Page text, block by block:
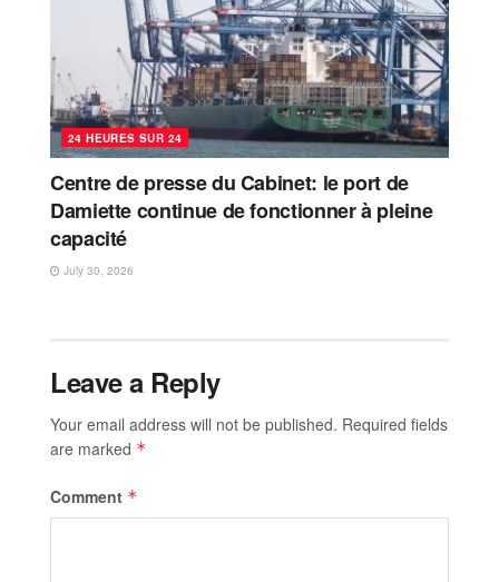
24 HEURES SUR 24
Centre de presse du Cabinet: le port de
Damiette continue de fonctionner à pleine
capacité
July 30, 2026
Leave a Reply
Your email address will not be published. Required fields
are marked *
Comment *